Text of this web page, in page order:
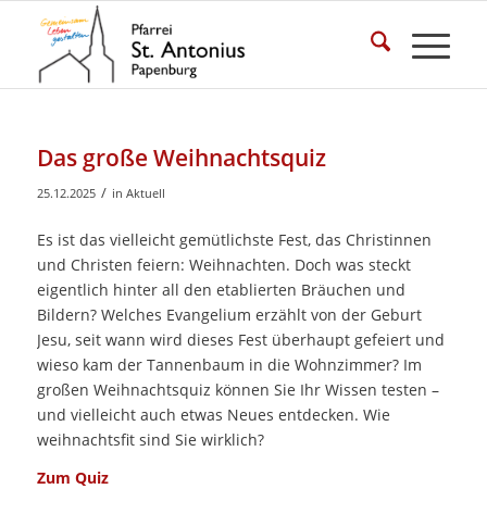
Das große Weihnachtsquiz
25.12.2025 / in Aktuell
Es ist das vielleicht gemütlichste Fest, das Christinnen
und Christen feiern: Weihnachten. Doch was steckt
eigentlich hinter all den etablierten Bräuchen und
Bildern? Welches Evangelium erzählt von der Geburt
Jesu, seit wann wird dieses Fest überhaupt gefeiert und
wieso kam der Tannenbaum in die Wohnzimmer? Im
großen Weihnachtsquiz können Sie Ihr Wissen testen –
und vielleicht auch etwas Neues entdecken. Wie
weihnachtsfit sind Sie wirklich?
Zum Quiz